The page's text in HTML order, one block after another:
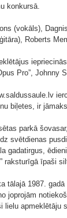
konkursā.
(vokāls),
Roberts
Pro”, Johnny
biļetes, ir
parkā
svētdienas
gadatirgus,
raksturīgā īpaši
tālajā 1987.
joprojām
lielu apmeklētāju